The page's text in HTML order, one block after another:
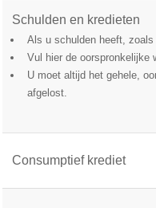
Schulden en kredieten
Als u schulden heeft,
Vul hier de oorspronkelijke
U moet altijd het gehele,
afgelost.
Consumptief krediet